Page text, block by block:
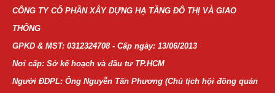
CÔNG TY CỔ PHẦN XÂY DỰNG HẠ TẦNG ĐÔ THỊ VÀ GIAO
THÔNG
GPKD & MST: 0312324708 - Cấp ngày: 13/06/2013
Nơi cấp: Sở kế hoạch và đầu tư TP.HCM
Người ĐDPL: Ông Nguyễn Tấn Phương (Chủ tịch hội đồng quản